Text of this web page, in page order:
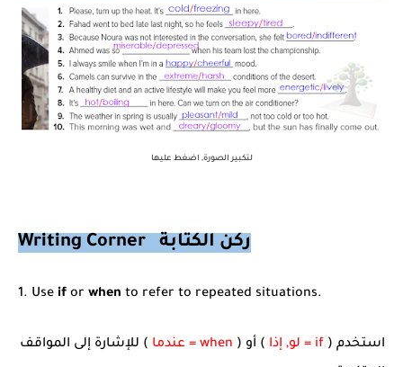
لتكبير الصورة, اضغط عليها
Writing Corner ركن الكتابة
1. Use if or when to refer to repeated situations.
استخدم ( ) أو ( when = عندما
) للإشارة إلى المواقف